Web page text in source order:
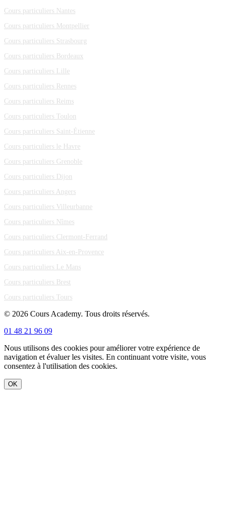
Cours particuliers Nantes
Cours particuliers Montpellier
Cours particuliers Strasbourg
Cours particuliers Bordeaux
Cours particuliers Lille
Cours particuliers Rennes
Cours particuliers Reims
Cours particuliers Toulon
Cours particuliers Saint-Étienne
Cours particuliers le Havre
Cours particuliers Grenoble
Cours particuliers Dijon
Cours particuliers Angers
Cours particuliers Villeurbanne
Cours particuliers Nîmes
Cours particuliers Clermont-Ferrand
Cours particuliers Aix-en-Provence
Cours particuliers Le Mans
Cours particuliers Brest
Cours particuliers Tours
© 2026 Cours Academy. Tous droits réservés.
01 48 21 96 09
Nous utilisons des cookies pour améliorer votre expérience de
navigation et évaluer les visites. En continuant votre visite, vous
consentez à l'utilisation des cookies.
OK